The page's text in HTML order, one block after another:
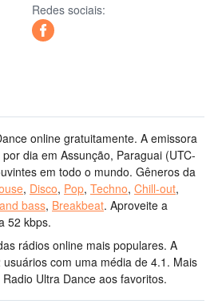
Redes sociais:
online gratuitamente. A emissora
por dia em Assunção, Paraguai (UTC-
em todo o mundo. Gêneros da
, Disco, Pop, Techno, Chill-out,
bass, Breakbeat. Aproveite a
52 kbps.
rádios online mais populares. A
com uma média de 4.1. Mais
Ultra Dance aos favoritos.